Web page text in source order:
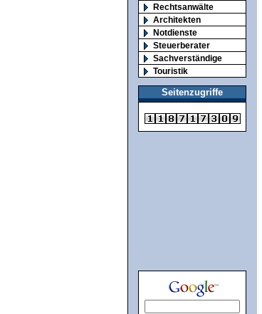
Rechtsanwälte
Architekten
Notdienste
Steuerberater
Sachverständige
Touristik
Seitenzugriffe